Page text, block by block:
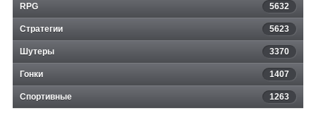
RPG 5632
Стратегии 5623
Шутеры 3370
Гонки 1407
Спортивные 1263